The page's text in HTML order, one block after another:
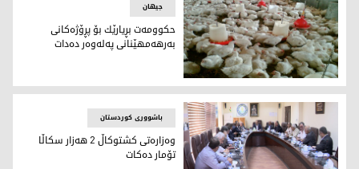
حكوومەت بڕیارێك بۆ پڕۆژەكانی بەرھەمھێنانی پەلەوەر دەدات
جیهان
حكوومەت بڕیارێك بۆ پڕۆژەكانی
بەرھەمھێنانی پەلەوەر دەدات
باشووری کوردستان
وەزارەتی كشتوكاڵ 2 ھەزار سكاڵا
تۆمار دەكات